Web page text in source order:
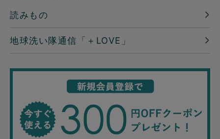
読みもの
地球洗い隊通信「＋LOVE」